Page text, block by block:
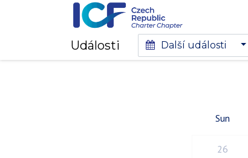
Události Další události
Sun
26